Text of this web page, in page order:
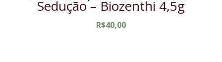
Sedução – Biozenthi 4,5g
R$40,00